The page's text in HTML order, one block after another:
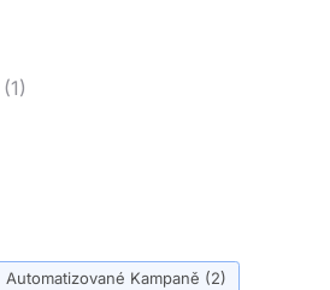
(1)
Automatizované Kampaně (2)